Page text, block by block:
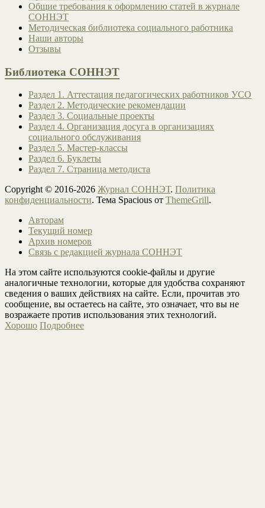
Общие требования к оформлению статей в журнале
СОННЭТ
Методическая библиотека социального работника
Наши авторы
Отзывы
Библиотека СОННЭТ
Раздел 1. Аттестация педагогических работников УСО
Раздел 2. Методические рекомендации
Раздел 3. Социальные проекты
Раздел 4. Организация досуга в организациях
социального обслуживания
Раздел 5. Мастер-классы
Раздел 6. Буклеты
Раздел 7. Страница методиста
Copyright © 2016-2026 Журнал СОННЭТ. Политика
конфиденциальности. Тема Spacious от ThemeGrill.
Авторам
Текущий номер
Архив номеров
Связь с редакцией журнала СОННЭТ
На этом сайте используются cookie-файлы и другие
аналогичные технологии, которые для удобства сохраняют
сведения о ваших действиях на сайте. Если, прочитав это
сообщение, вы остаетесь на сайте, это означает, что вы не
возражаете против использования этих технологий.
Хорошо Подробнее